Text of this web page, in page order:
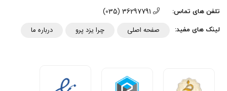
تلفن های تماس:
لینک های مفید: صفحه اصلی چرا یزد پرو درباره ما